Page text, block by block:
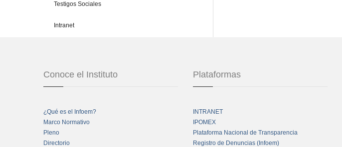
Testigos Sociales
Intranet
Conoce el Instituto
¿Qué es el Infoem?
Marco Normativo
Pleno
Directorio
Plataformas
INTRANET
IPOMEX
Plataforma Nacional de Transparencia
Registro de Denuncias (Infoem)